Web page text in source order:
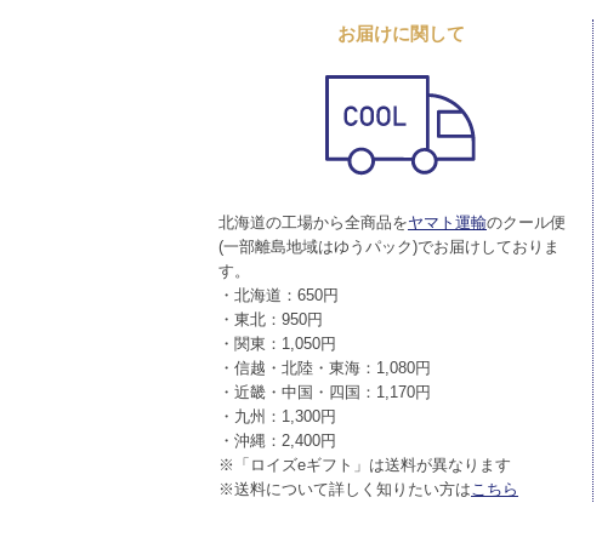
お届けに関して
北海道の工場から全商品をヤマト運輸のクール便
(一部離島地域はゆうパック)でお届けしておりま
す。
・北海道：650円
・東北：950円
・関東：1,050円
・信越・北陸・東海：1,080円
・近畿・中国・四国：1,170円
・九州：1,300円
・沖縄：2,400円
※「ロイズeギフト」は送料が異なります
※送料について詳しく知りたい方はこちら